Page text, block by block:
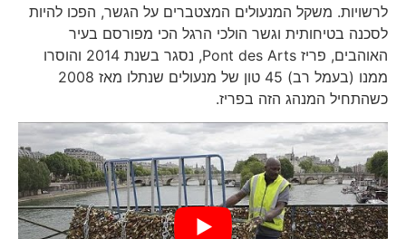
לרשויות. משקל המנעולים המצטברים על הגשר, הפכו להיות
לסכנה בטיחותית וגשר הולכי הרגל הכי מפורסם בעיר
האוהבים, פריז Pont des Arts, נסגר בשנת 2014 והוסרו
ממנו (בעמל רב) 45 טון של מנעולים שנתלו מאז 2008
כשהתחיל המנהג הזה בפריז.